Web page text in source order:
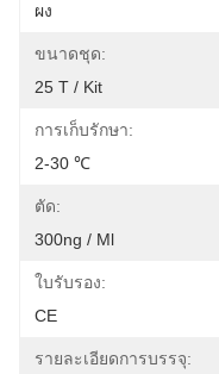
ผง
ขนาดชุด:
25 T / Kit
การเก็บรักษา:
2-30 ℃
ตัด:
300ng / Ml
ใบรับรอง:
CE
รายละเอียดการบรรจุ: